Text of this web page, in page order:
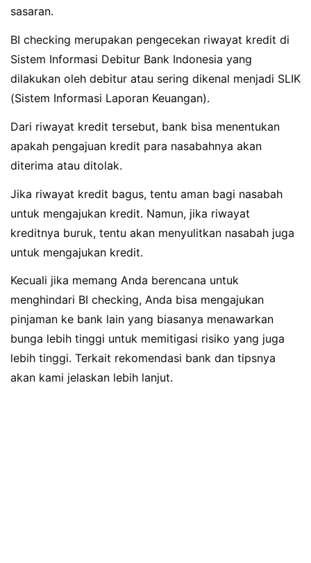
sasaran.
BI checking merupakan pengecekan riwayat kredit di
Sistem Informasi Debitur Bank Indonesia yang
dilakukan oleh debitur atau sering dikenal menjadi SLIK
(Sistem Informasi Laporan Keuangan).
Dari riwayat kredit tersebut, bank bisa menentukan
apakah pengajuan kredit para nasabahnya akan
diterima atau ditolak.
Jika riwayat kredit bagus, tentu aman bagi nasabah
untuk mengajukan kredit. Namun, jika riwayat
kreditnya buruk, tentu akan menyulitkan nasabah juga
untuk mengajukan kredit.
Kecuali jika memang Anda berencana untuk
menghindari BI checking, Anda bisa mengajukan
pinjaman ke bank lain yang biasanya menawarkan
bunga lebih tinggi untuk memitigasi risiko yang juga
lebih tinggi. Terkait rekomendasi bank dan tipsnya
akan kami jelaskan lebih lanjut.